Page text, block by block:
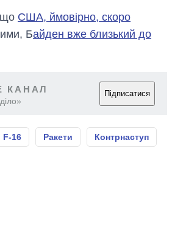
що США, ймовірно, скоро
Байден вже близький до
КАНАЛ Підписатися
F-16 Ракети Контрнаступ